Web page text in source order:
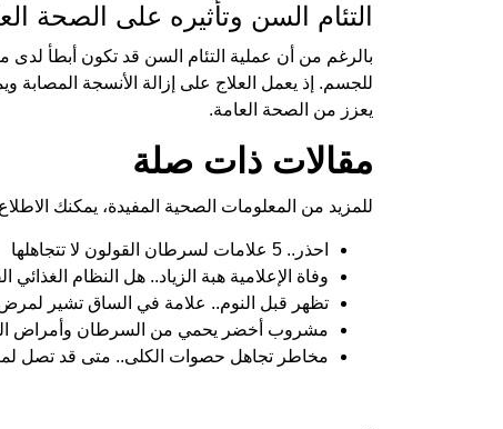
التئام السن وتأثيره على الصحة
بالرغم من أن عملية التئام السن قد تكون أبطأ لدى
للجسم. إذ يعمل العلاج على إزالة الأنسجة المصابة
يعزز من الصحة العامة.
مقالات ذات صلة
للمزيد من المعلومات الصحية المفيدة، يمكنك
احذر.. 5 علامات لسرطان القولون لا تتجاهلها
وفاة الإعلامية هبة الزياد.. هل النظام
تظهر قبل النوم.. علامة في الساق تشير
مشروب أخضر يحمي من السرطان وأمراض
مخاطر تجاهل حصوات الكلى.. متى قد تصل